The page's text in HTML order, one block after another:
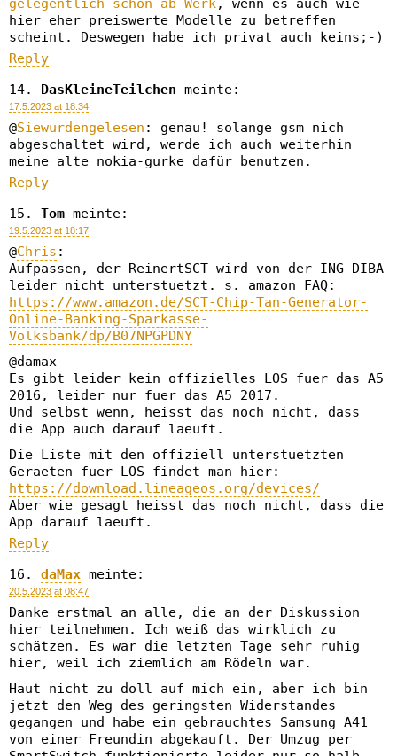
gelegentlich schon ab Werk, wenn es auch wie
hier eher preiswerte Modelle zu betreffen
scheint. Deswegen habe ich privat auch keins;-)
Reply
DasKleineTeilchen meinte:
17.5.2023 at 18:34
@Siewurdengelesen : genau! solange gsm nich
abgeschaltet wird, werde ich auch weiterhin
meine alte nokia-gurke dafür benutzen.
Reply
Tom meinte:
19.5.2023 at 18:17
@Chris :
Aufpassen, der ReinertSCT wird von der ING DIBA
leider nicht unterstuetzt. s. amazon FAQ:
https://www.amazon.de/SCT-Chip-Tan-Generator-
Online-Banking-Sparkasse-
Volksbank/dp/B07NPGPDNY
@damax
Es gibt leider kein offizielles LOS fuer das A5
2016, leider nur fuer das A5 2017.
Und selbst wenn, heisst das noch nicht, dass
die App auch darauf laeuft.
Die Liste mit den offiziell unterstuetzten
Geraeten fuer LOS findet man hier:
https://download.lineageos.org/devices/
Aber wie gesagt heisst das noch nicht, dass die
App darauf laeuft.
Reply
daMax meinte:
20.5.2023 at 08:47
Danke erstmal an alle, die an der Diskussion
hier teilnehmen. Ich weiß das wirklich zu
schätzen. Es war die letzten Tage sehr ruhig
hier, weil ich ziemlich am Rödeln war.
Haut nicht zu doll auf mich ein, aber ich bin
jetzt den Weg des geringsten Widerstandes
gegangen und habe ein gebrauchtes Samsung A41
von einer Freundin abgekauft. Der Umzug per